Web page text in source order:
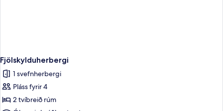
Fjölskylduherbergi
1 svefnherbergi
Pláss fyrir 4
2 tvíbreið rúm